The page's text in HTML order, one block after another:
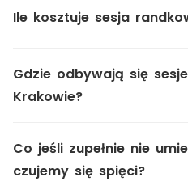
Ile kosztuje sesja
Gdzie odbywają się
Krakowie?
Co jeśli zupełnie nie
czujemy się spięci?